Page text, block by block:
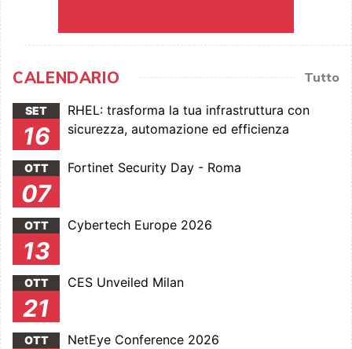
CALENDARIO Tutto
SET
16
RHEL: trasforma la tua infrastruttura con
sicurezza, automazione ed efficienza
OTT
07
Fortinet Security Day - Roma
OTT
13
Cybertech Europe 2026
OTT
21
CES Unveiled Milan
OTT NetEye Conference 2026